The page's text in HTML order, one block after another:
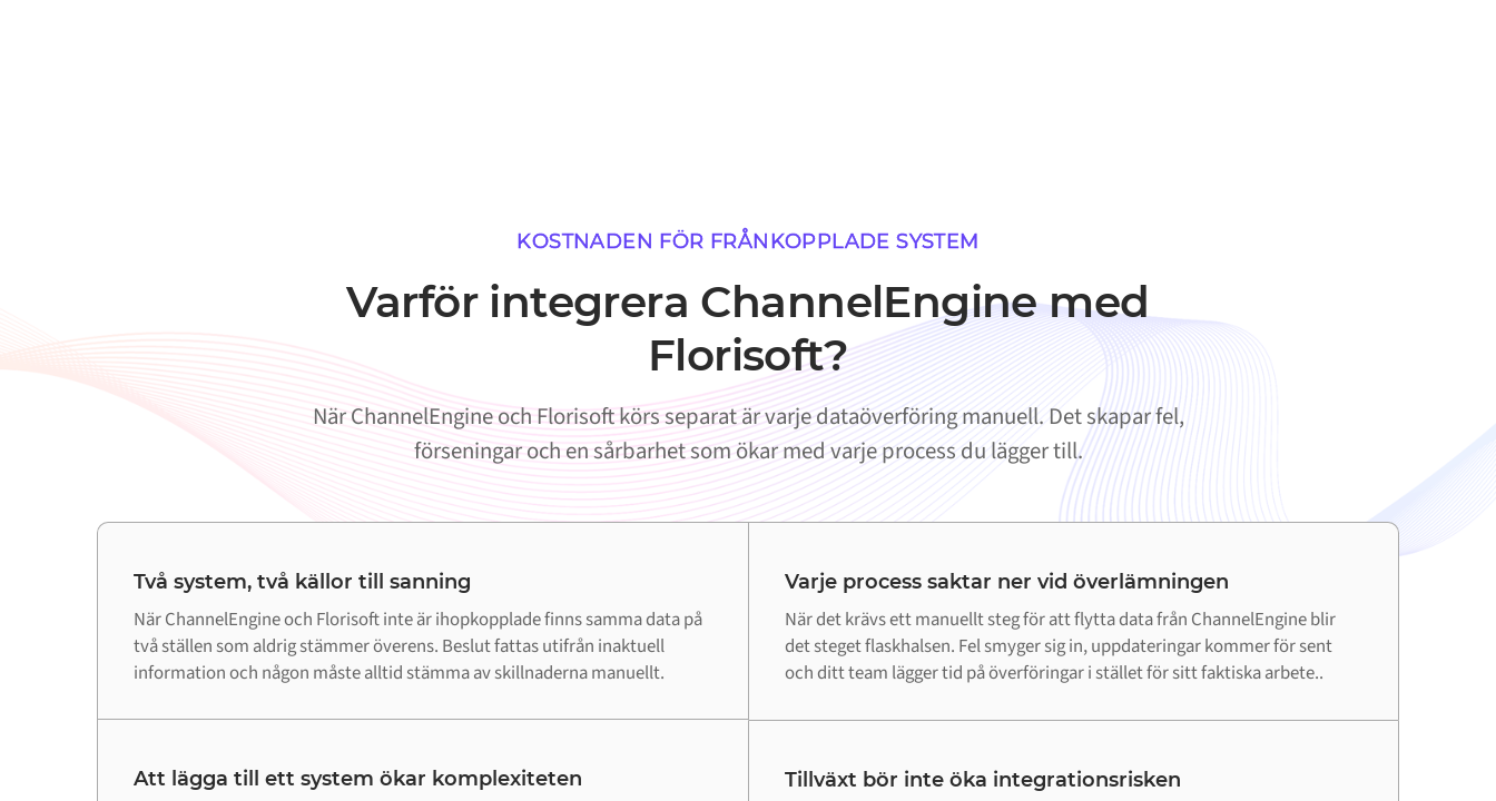
KOSTNADEN FÖR FRÅNKOPPLADE SYSTEM
Varför integrera ChannelEngine med
Florisoft?
När ChannelEngine och Florisoft körs separat är varje dataöverföring manuell. Det skapar fel,
förseningar och en sårbarhet som ökar med varje process du lägger till.
Två system, två källor till sanning
När ChannelEngine och Florisoft inte är ihopkopplade finns samma data på
två ställen som aldrig stämmer överens. Beslut fattas utifrån inaktuell
information och någon måste alltid stämma av skillnaderna manuellt.
Varje process saktar ner vid överlämningen
När det krävs ett manuellt steg för att flytta data från ChannelEngine blir
det steget flaskhalsen. Fel smyger sig in, uppdateringar kommer för sent
och ditt team lägger tid på överföringar i stället för sitt faktiska arbete..
Att lägga till ett system ökar komplexiteten Tillväxt bör inte öka integrationsrisken